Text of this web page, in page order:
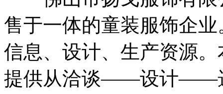
售于一体的童装服饰企
信息、设计、生产资源
提供从洽谈——设计